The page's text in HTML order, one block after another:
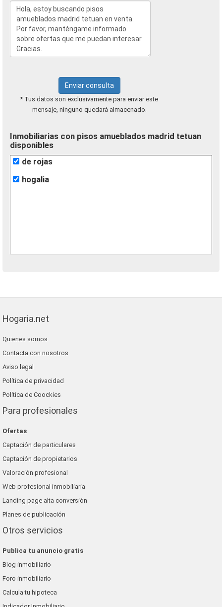
Enviar consulta
* Tus datos son exclusivamente para enviar este
mensaje, ninguno quedará almacenado.
Inmobiliarias con pisos amueblados madrid tetuan
disponibles
de rojas
hogalia
Hogaria.net
Quienes somos
Contacta con nosotros
Aviso legal
Política de privacidad
Política de Coockies
Para profesionales
Ofertas
Captación de particulares
Captación de propietarios
Valoración profesional
Web profesional inmobiliaria
Landing page alta conversión
Planes de publicación
Otros servicios
Publica tu anuncio gratis
Blog inmobiliario
Foro inmobiliario
Calcula tu hipoteca